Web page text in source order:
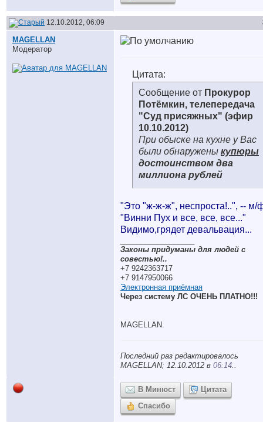
12.10.2012, 06:09
MAGELLAN
Модератор
Цитата:
Сообщение от Прокурор
Потёмкин, телепередача
"Суд присяжных" (эфир
10.10.2012)
При обыске на кухне у Вас
были обнаружены купюры
достоинством два
миллиона рублей
"Это "ж-ж-ж", неспроста!..", -- м/
"Винни Пух и все, все, все..."
Видимо,грядет девальвация...
Законы придуманы для людей с
совестью!..
+7 9242363717
+7 9147950066
Электронная приёмная
Через систему ЛС ОЧЕНЬ ПЛАТНО!!!
MAGELLAN.
Последний раз редактировалось
MAGELLAN; 12.10.2012 в 06:14..
В Минюст
Цитата
Спасибо